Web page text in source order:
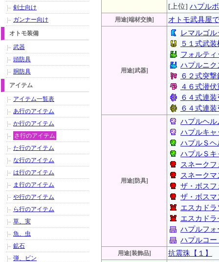
[上位] ハプル
用途[端材交換] オトモ武具屋
用途[武器]
レマルゴ
５１式武
フォルティ
ハプルニク
６２式突
４６式潜
６４式連装
６４式連装
用途[防具]
ハプルヘル
ハプルキャ
ハプルＳヘ
ハプルＳキ
スネーク
スネークマ
ザ・ボスフ
ザ・ボスマ
エスカドラ
エスカドラ
ハプルフォ
ハプルコー
用途[装飾品] 抗震珠【１】
剣士向け
ガンナー向け
オトモ装備
武器
頭防具
胴防具
アイテム
アイテム一覧表
あ行のアイテム
か行のアイテム
さ行のアイテム
た行のアイテム
な行のアイテム
は行のアイテム
ま行のアイテム
や行のアイテム
ら行のアイテム
草、実
魚、虫
鉱石
弾、ビン